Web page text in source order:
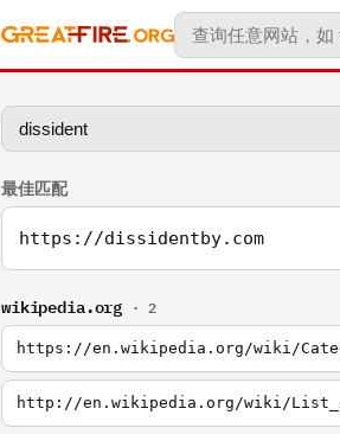
最佳匹配
https://dissidentby.com
wikipedia.org · 2
https://en.wikipedia.org/wiki/
http://en.wikipedia.org/wiki/